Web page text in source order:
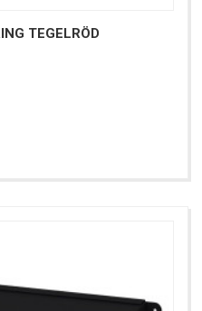
TEGELRÖD